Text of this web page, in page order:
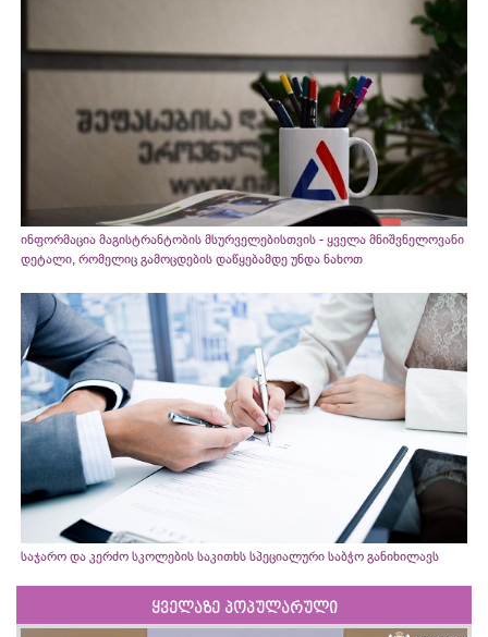
ინფორმაცია მაგისტრანტობის მსურველებისთვის - ყველა მნიშვნელოვანი
დეტალი, რომელიც გამოცდების დაწყებამდე უნდა ნახოთ
საჯარო და კერძო სკოლების საკითხს სპეციალური საბჭო განიხილავს
ყველაზე პოპულარული